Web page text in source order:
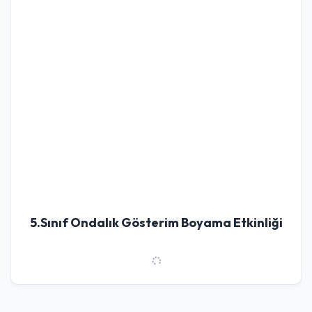
5.Sınıf Ondalık Gösterim Boyama Etkinliği